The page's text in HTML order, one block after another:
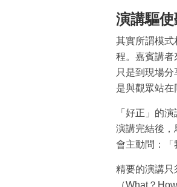
演講驅
其實所謂模式
程。嘉賓講者
只是到現場
是與觀眾站在
「好正」的
演講完結後，
會主動問：「
精要的演講只